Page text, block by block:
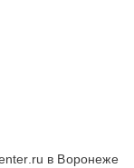
в Воронеже